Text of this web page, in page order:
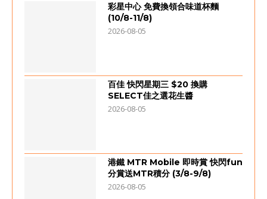
彩星中心 免費換領合味道杯麵
(10/8-11/8)
2026-08-05
百佳 快閃星期三 $20 換購
SELECT佳之選花生醬
2026-08-05
港鐵 MTR Mobile 即時賞 快閃fun
分賞送MTR積分 (3/8-9/8)
2026-08-05